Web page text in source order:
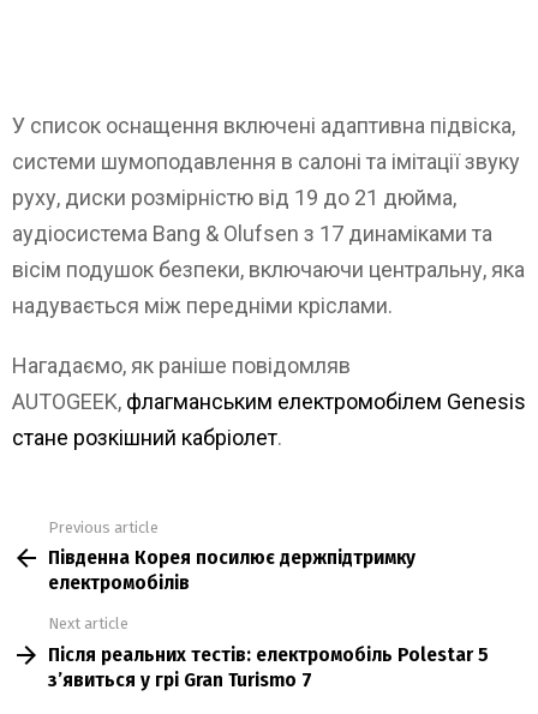
У список оснащення включені адаптивна підвіска,
системи шумоподавлення в салоні та імітації звуку
руху, диски розмірністю від 19 до 21 дюйма,
аудіосистема Bang & Olufsen з 17 динаміками та
вісім подушок безпеки, включаючи центральну, яка
надувається між передніми кріслами.
Нагадаємо, як раніше повідомляв
AUTOGEEK, флагманським електромобілем Genesis
стане розкішний кабріолет.
more
Previous article
Південна Корея посилює держпідтримку
електромобілів
Next article
Після реальних тестів: електромобіль Polestar 5
з’явиться у грі Gran Turismo 7